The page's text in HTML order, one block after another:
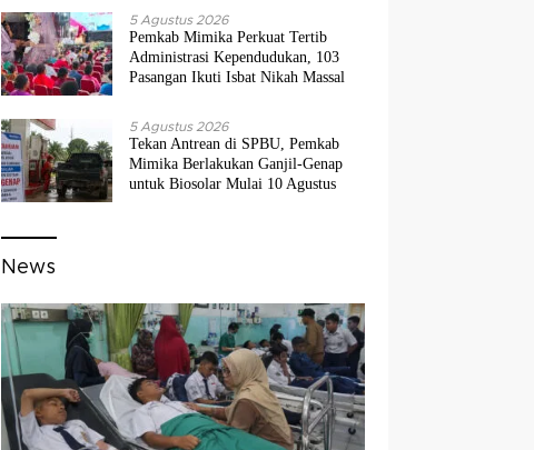
5 Agustus 2026
Pemkab Mimika Perkuat Tertib
Administrasi Kependudukan, 103
Pasangan Ikuti Isbat Nikah Massal
5 Agustus 2026
Tekan Antrean di SPBU, Pemkab
Mimika Berlakukan Ganjil-Genap
untuk Biosolar Mulai 10 Agustus
News